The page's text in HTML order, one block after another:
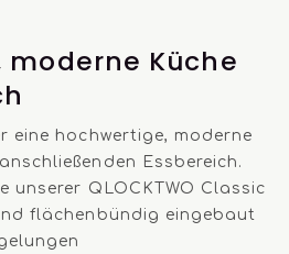
moderne Küche
eine hochwertige, moderne
Essbereich.
unserer QLOCKTWO Classic
flächenbündig eingebaut